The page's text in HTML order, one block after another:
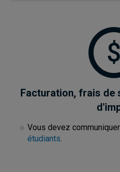
Facturation, frais de
Vous devez
étudiants.